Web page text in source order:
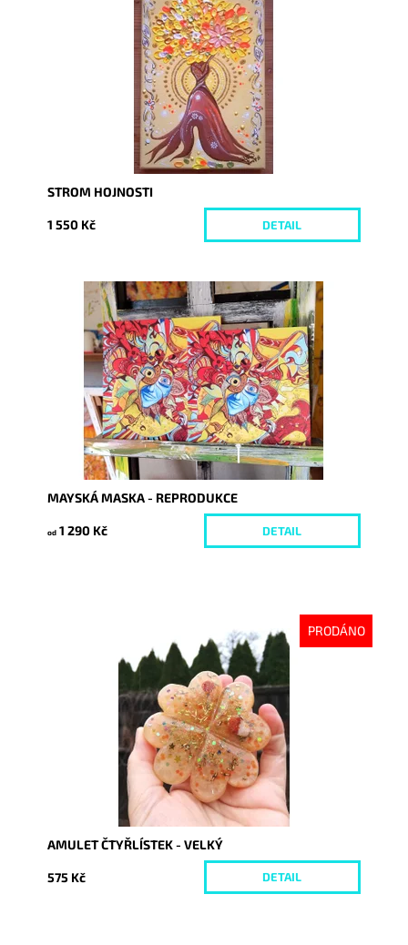
Vyprodáno
2769
STROM HOJNOSTI
1 550 Kč DETAIL
Dostupnost:
Skladem
3321/REP
MAYSKÁ MASKA - REPRODUKCE
od 1 290 Kč DETAIL
PRODÁNO
Vyprodáno
3400
AMULET ČTYŘLÍSTEK - VELKÝ
575 Kč DETAIL